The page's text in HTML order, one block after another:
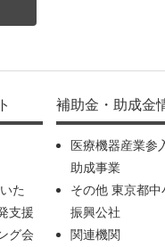
た
支援
グ会
補助金・助成金
医療機器産業参
助成事業
その他 東京都中
振興公社
関連機関